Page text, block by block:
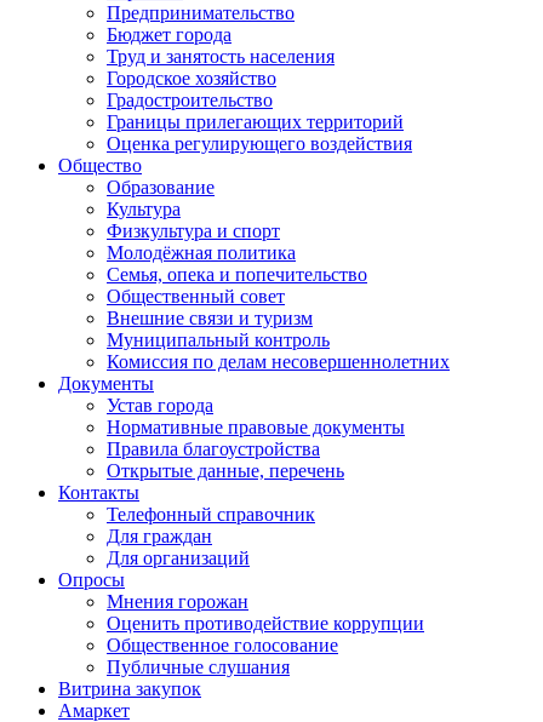
Предпринимательство
Бюджет города
Труд и занятость населения
Городское хозяйство
Градостроительство
Границы прилегающих территорий
Оценка регулирующего воздействия
Общество
Образование
Культура
Физкультура и спорт
Молодёжная политика
Семья, опека и попечительство
Общественный совет
Внешние связи и туризм
Муниципальный контроль
Комиссия по делам несовершеннолетних
Документы
Устав города
Нормативные правовые документы
Правила благоустройства
Открытые данные, перечень
Контакты
Телефонный справочник
Для граждан
Для организаций
Опросы
Мнения горожан
Оценить противодействие коррупции
Общественное голосование
Публичные слушания
Витрина закупок
Амаркет